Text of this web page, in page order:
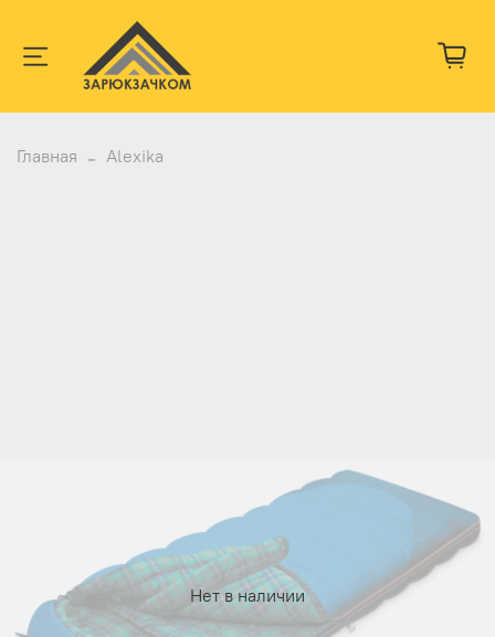
Главная Alexika
Нет в наличии